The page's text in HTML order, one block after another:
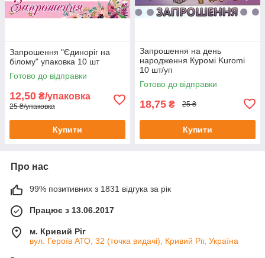
Запрошення "Єдиноріг на
білому" упаковка 10 шт
Готово до відправки
12,50 ₴/упаковка
25 ₴/упаковка
Купити
Запрошення на день
народження Куромі Kuromi
10 шт/уп
Готово до відправки
18,75 ₴ 25 ₴
Купити
Про нас
99% позитивних з 1831 відгука за рік
Працює з 13.06.2017
м. Кривий Ріг
вул. Героїв АТО, 32 (точка видачі), Кривий Ріг, Україна